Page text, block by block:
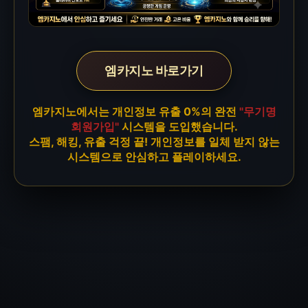
엠카지노 바로가기
엠카지노에서는 개인정보 유출 0%의 완전 "무기명
회원가입"시스템을 도입했습니다.
스팸, 해킹, 유출 걱정 끝! 개인정보를 일체 받지 않는
시스템으로 안심하고 플레이하세요.